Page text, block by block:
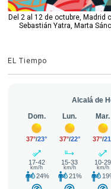
Del 2 al 12 de octubre, Madrid
Sebastián Yatra, Marta
EL Tiempo